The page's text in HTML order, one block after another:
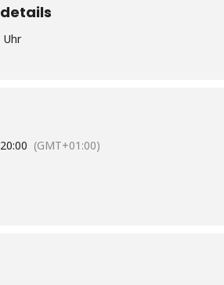
Uhr
20:00 (GMT+01:00)